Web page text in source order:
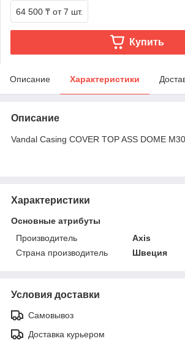
64 500 ₸ от 7 шт.
Купить
Описание Характеристики
Описание
Vandal Casing COVER TOP ASS DOME
Характеристики
Основные атрибуты
Производитель
Axis
Страна производитель
Швеция
Условия доставки
Самовывоз
Доставка курьером